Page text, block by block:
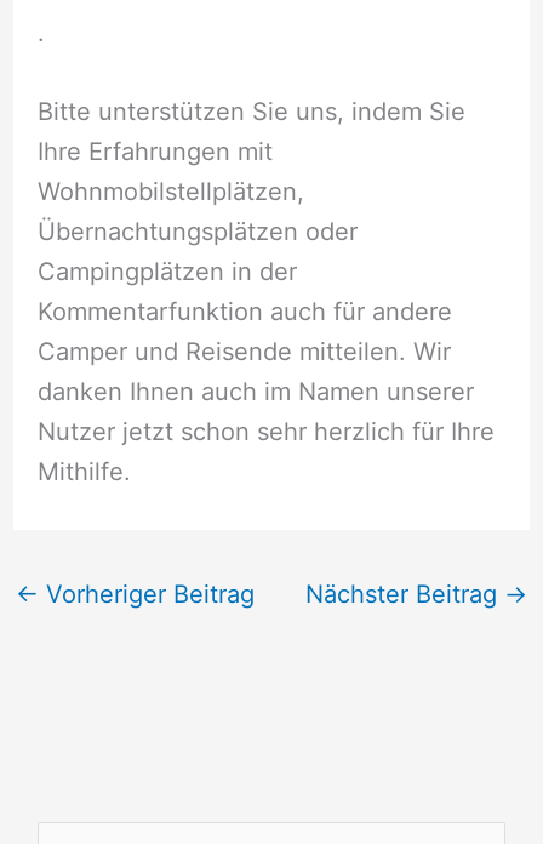
.
Bitte unterstützen Sie uns, indem Sie
Ihre Erfahrungen mit
Wohnmobilstellplätzen,
Übernachtungsplätzen oder
Campingplätzen in der
Kommentarfunktion auch für andere
Camper und Reisende mitteilen. Wir
danken Ihnen auch im Namen unserer
Nutzer jetzt schon sehr herzlich für Ihre
Mithilfe.
← Vorheriger Beitrag Nächster Beitrag →